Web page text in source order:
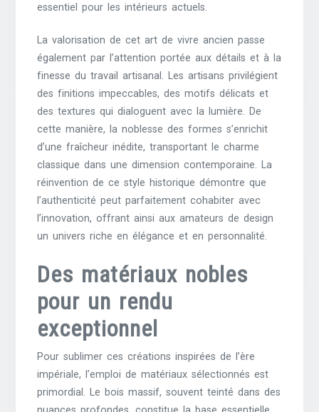
essentiel pour les intérieurs actuels.
La valorisation de cet art de vivre ancien passe
également par l’attention portée aux détails et à la
finesse du travail artisanal. Les artisans privilégient
des finitions impeccables, des motifs délicats et
des textures qui dialoguent avec la lumière. De
cette manière, la noblesse des formes s’enrichit
d’une fraîcheur inédite, transportant le charme
classique dans une dimension contemporaine. La
réinvention de ce style historique démontre que
l’authenticité peut parfaitement cohabiter avec
l’innovation, offrant ainsi aux amateurs de design
un univers riche en élégance et en personnalité.
Des matériaux nobles
pour un rendu
exceptionnel
Pour sublimer ces créations inspirées de l’ère
impériale, l’emploi de matériaux sélectionnés est
primordial. Le bois massif, souvent teinté dans des